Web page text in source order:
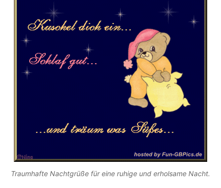
Traumhafte Nachtgrüße für eine ruhige und erholsame Nacht.